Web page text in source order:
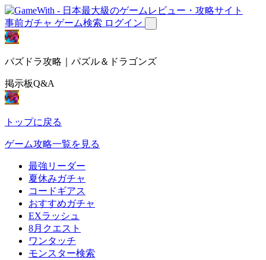
事前ガチャ ゲーム検索 ログイン
パズドラ攻略｜パズル＆ドラゴンズ
掲示板Q&A
トップに戻る
ゲーム攻略一覧を見る
最強リーダー
夏休みガチャ
コードギアス
おすすめガチャ
EXラッシュ
8月クエスト
ワンタッチ
モンスター検索